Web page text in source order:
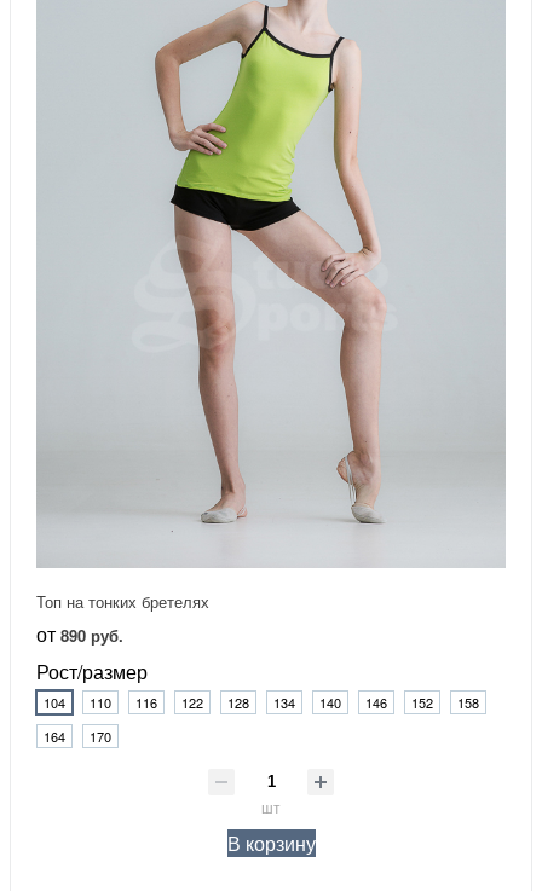
Топ на тонких бретелях
от 890 руб.
Рост/размер
104 110 116 122 128 134 140 146 152
158
164
170
шт
В корзину